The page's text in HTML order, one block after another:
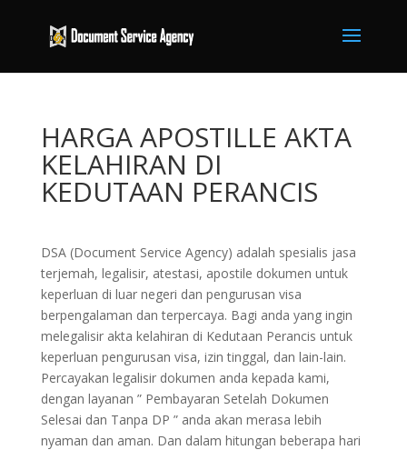
HARGA APOSTILLE AKTA
KELAHIRAN DI
KEDUTAAN PERANCIS
DSA (Document Service Agency) adalah spesialis jasa
terjemah, legalisir, atestasi, apostile dokumen untuk
keperluan di luar negeri dan pengurusan visa
berpengalaman dan terpercaya. Bagi anda yang ingin
melegalisir akta kelahiran di Kedutaan Perancis untuk
keperluan pengurusan visa, izin tinggal, dan lain-lain.
Percayakan legalisir dokumen anda kepada kami,
dengan layanan ” Pembayaran Setelah Dokumen
Selesai dan Tanpa DP ” anda akan merasa lebih
nyaman dan aman. Dan dalam hitungan beberapa hari